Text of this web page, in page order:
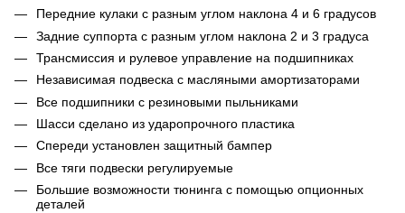
Передние кулаки с разным углом наклона 4 и 6 градусов
Задние суппорта с разным углом наклона 2 и 3 градуса
Трансмиссия и рулевое управление на подшипниках
Независимая подвеска с масляными амортизаторами
Все подшипники с резиновыми пыльниками
Шасси сделано из ударопрочного пластика
Спереди установлен защитный бампер
Все тяги подвески регулируемые
Большие возможности тюнинга с помощью опционных
деталей